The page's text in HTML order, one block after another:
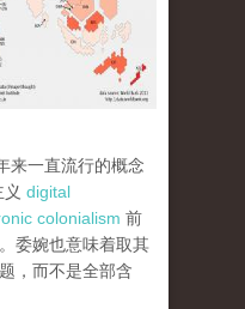
来一直流行的概念
digital
colonialism 前
委婉也意味着取其
，而不是全部含